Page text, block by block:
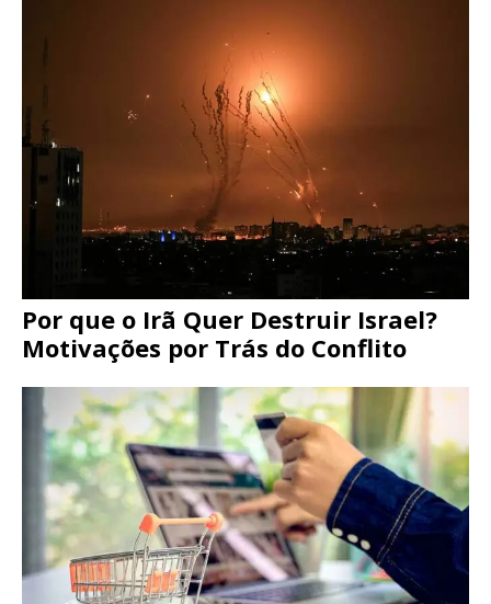
Por que o Irã Quer Destruir Israel?
Motivações por Trás do Conflito